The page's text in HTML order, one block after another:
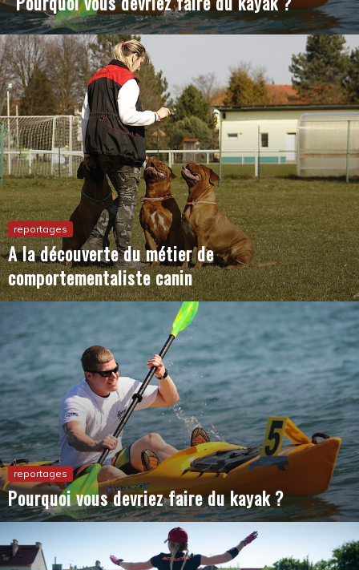
reportages
A la découverte du métier de
comportementaliste canin
reportages
Pourquoi vous devriez faire du kayak ?